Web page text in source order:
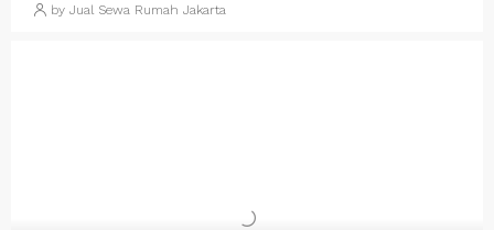
by Jual Sewa Rumah Jakarta